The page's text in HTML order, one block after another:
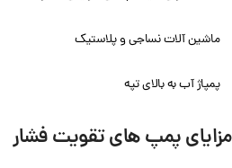
ماشین آلات نساجی و پلاستیک
پمپاژ آب به بالای تپه
مزایای پمپ های تقویت فشار